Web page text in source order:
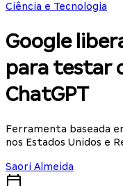
Ciência e Tecnologia
Google
para testar
ChatGPT
Ferramenta baseada
nos Estados Unidos e
Saori Almeida